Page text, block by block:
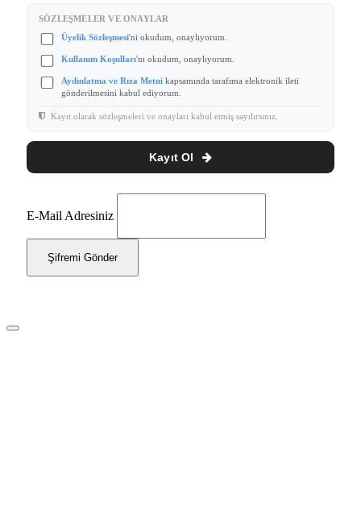
SÖZLEŞMELER VE ONAYLAR
Üyelik Sözleşmesi'ni okudum, onaylıyorum.
Kullanım Koşulları'nı okudum, onaylıyorum.
Aydınlatma ve Rıza Metni kapsamında tarafıma elektronik ileti
gönderilmesini kabul ediyorum.
Kayıt olarak sözleşmeleri ve onayları kabul etmiş sayılırsınız.
Kayıt Ol
E-Mail Adresiniz
Şifremi Gönder